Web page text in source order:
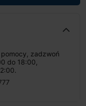
zadzwoń
do 18:00,